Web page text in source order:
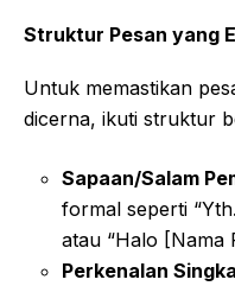
Struktur Pesan yang
Untuk memastikan
dicerna, ikuti struktur
Sapaan/Salam
formal seperti
atau “Halo [Nama
Perkenalan